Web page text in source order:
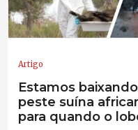
Artigo
Estamos
peste suína
para quando o